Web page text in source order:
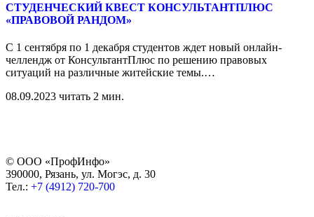
СТУДЕНЧЕСКИЙ КВЕСТ КОНСУЛЬТАНТПЛЮС
«ПРАВОВОЙ РАНДОМ»
С 1 сентября по 1 декабря студентов ждет новый онлайн-
челлендж от КонсультантПлюс по решению правовых
ситуаций на различные житейские темы.…
08.09.2023 читать 2 мин.
© ООО «ПрофИнфо»
390000, Рязань, ул. Могэс, д. 30
Тел.: +7 (4912) 720-700